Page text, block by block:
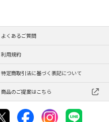
よくあるご質問
利用規約
特定商取引法に基づく表記について
商品のご提案はこちら